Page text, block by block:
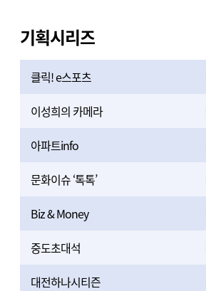
기획시리즈
클릭! e스포츠
이성희의 카메라
아파트info
문화이슈 ‘톡톡’
Biz & Money
중도초대석
대전하나시티즌